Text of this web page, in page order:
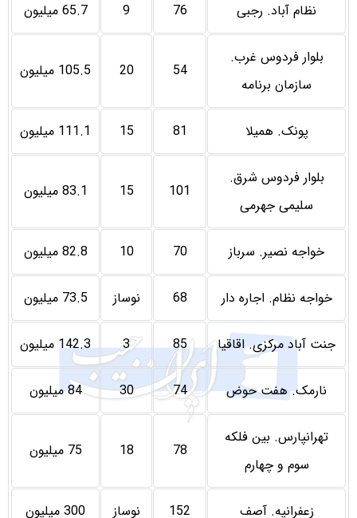
نظام آباد. رجبی 76
9 65.7 میلیون
بلوار فردوس غرب.
سازمان برنامه
54
20 105.5 میلیون
پونک. همیلا 81
15 111.1 میلیون
بلوار فردوس شرق.
سلیمی جهرمی
101
15 83.1 میلیون
خواجه نصیر. سرباز 70
10 82.8 میلیون
خواجه نظام. اجاره دار 68 نوساز 73.5 میلیون
جنت آباد مرکزی. اقاقیا 85
3 142.3 میلیون
نارمک. هفت حوض 74
30 84 میلیون
تهرانپارس. بین فلکه
سوم و چهارم
78
18 75 میلیون
زعفرانیه. آصف 152 نوساز 300 میلیون